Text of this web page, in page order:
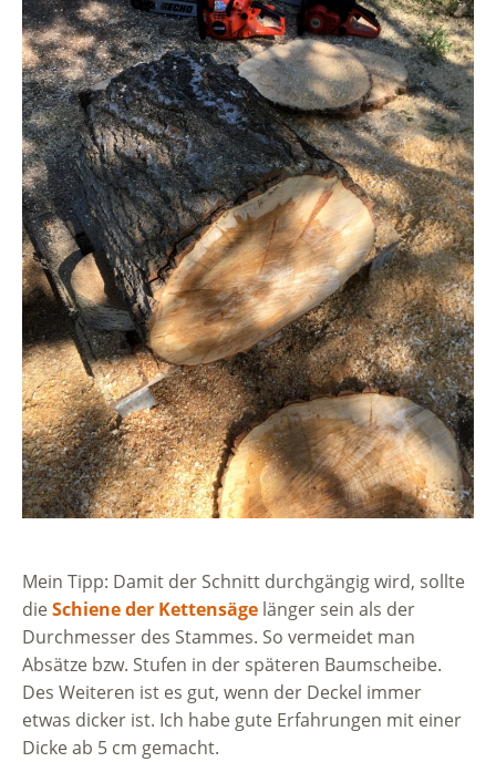
Mein Tipp: Damit der Schnitt durchgängig wird, sollte
dieSchiene der Kettensäge länger sein als der
Durchmesser des Stammes. So vermeidet man
Absätze bzw. Stufen in der späteren Baumscheibe.
Des Weiteren ist es gut, wenn der Deckel immer
etwas dicker ist. Ich habe gute Erfahrungen mit einer
Dicke ab 5 cm gemacht.